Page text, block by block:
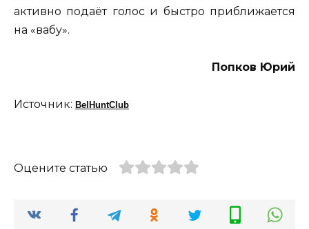
активно подаёт голос и быстро приближается
на «вабу».
Попков Юрий
Источник: BelHuntClub
Оцените статью